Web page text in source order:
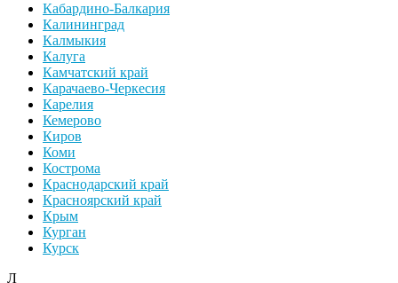
Кабардино-Балкария
Калининград
Калмыкия
Калуга
Камчатский край
Карачаево-Черкесия
Карелия
Кемерово
Киров
Коми
Кострома
Краснодарский край
Красноярский край
Крым
Курган
Курск
Л